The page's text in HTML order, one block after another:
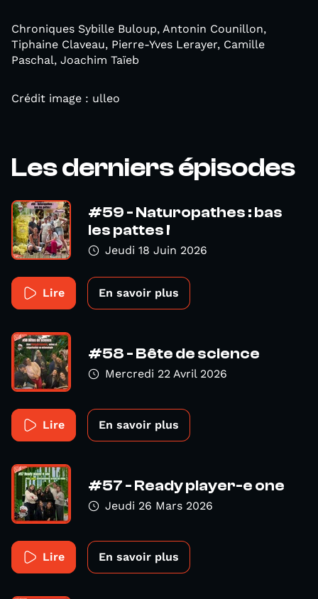
Chroniques Sybille Buloup, Antonin Counillon,
Tiphaine Claveau, Pierre-Yves Lerayer, Camille
Paschal, Joachim Taïeb
Crédit image : ulleo
Les derniers épisodes
#59 - Naturopathes : bas
les pattes !
Jeudi 18 Juin 2026
Lire En savoir plus
#58 - Bête de science
Mercredi 22 Avril 2026
Lire En savoir plus
#57 - Ready player-e one
Jeudi 26 Mars 2026
Lire En savoir plus